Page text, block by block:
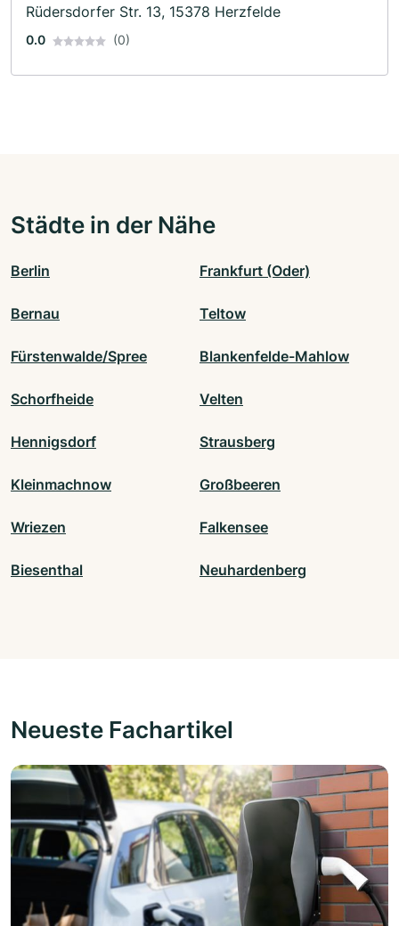
Rüdersdorfer Str. 13, 15378 Herzfelde
0.0 (0)
Städte in der Nähe
Berlin Frankfurt (Oder)
Bernau Teltow
Fürstenwalde/Spree Blankenfelde-Mahlow
Schorfheide Velten
Hennigsdorf Strausberg
Kleinmachnow Großbeeren
Wriezen Falkensee
Biesenthal Neuhardenberg
Neueste Fachartikel